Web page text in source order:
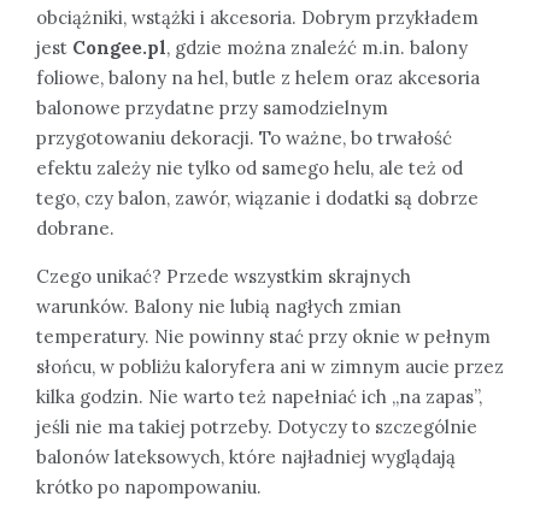
obciążniki, wstążki i akcesoria. Dobrym przykładem
jest Congee.pl, gdzie można znaleźć m.in. balony
foliowe, balony na hel, butle z helem oraz akcesoria
balonowe przydatne przy samodzielnym
przygotowaniu dekoracji. To ważne, bo trwałość
efektu zależy nie tylko od samego helu, ale też od
tego, czy balon, zawór, wiązanie i dodatki są dobrze
dobrane.
Czego unikać? Przede wszystkim skrajnych
warunków. Balony nie lubią nagłych zmian
temperatury. Nie powinny stać przy oknie w pełnym
słońcu, w pobliżu kaloryfera ani w zimnym aucie przez
kilka godzin. Nie warto też napełniać ich „na zapas”,
jeśli nie ma takiej potrzeby. Dotyczy to szczególnie
balonów lateksowych, które najładniej wyglądają
krótko po napompowaniu.